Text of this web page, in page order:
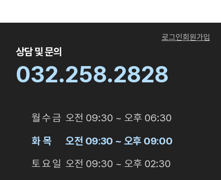
로그인회원가입
상담 및 문의
032.258.2828
월 수 금 오전 09:30 ~ 오후 06:30
화 목
오전 09:30 ~ 오후 09:00
토 요 일 오전 09:30 ~ 오후 02:30